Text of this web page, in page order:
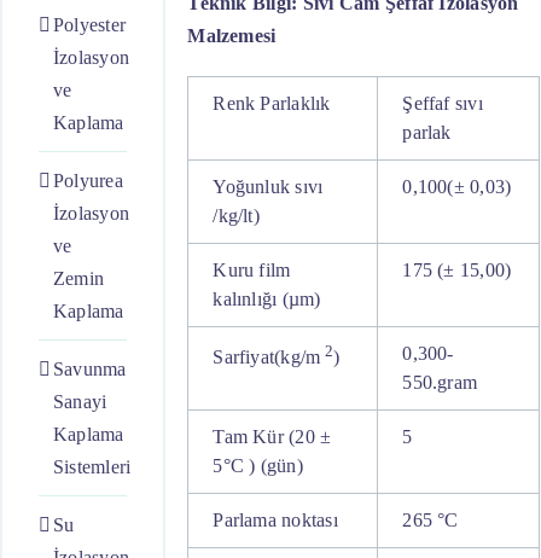
Polyester
İzolasyon
ve
Kaplama
Polyurea
İzolasyon
ve
Zemin
Kaplama
Savunma
Sanayi
Kaplama
Sistemleri
Su
Malzemesi
Renk Parlaklık
Şeffaf sıvı
parlak
Yoğunluk sıvı
/kg/lt)
0,100(± 0,03)
Kuru film
kalınlığı (µm)
175 (± 15,00)
Sarfiyat(kg/m 2)
0,300-
550.gram
Tam Kür (20 ±
5°C ) (gün)
5
Parlama noktası 265 °C